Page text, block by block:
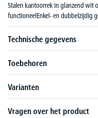
Stalen kantoorrek in glanzend wit
functioneelEnkel- en dubbelzijdig
Technische gegevens
Toebehoren
Varianten
Vragen over het product